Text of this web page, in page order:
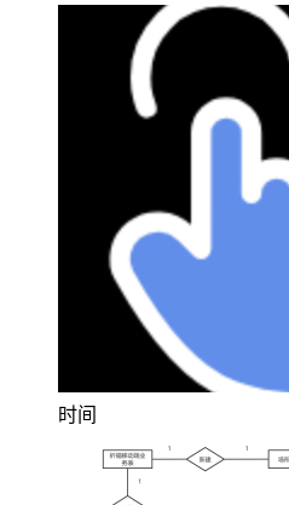
时间